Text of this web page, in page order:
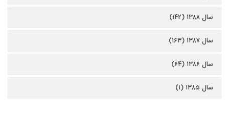
سال ۱۳۸۸ (۱۴۲)
سال ۱۳۸۷ (۱۶۳)
سال ۱۳۸۶ (۶۴)
سال ۱۳۸۵ (۱)